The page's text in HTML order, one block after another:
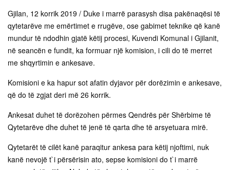
Gjilan, 12 korrik 2019 / Duke i marrë parasysh disa pakënaqësi të
qytetarëve me emërtimet e rrugëve, ose gabimet teknike që kanë
mundur të ndodhin gjatë këtij procesi, Kuvendi Komunal i Gjilanit,
në seancën e fundit, ka formuar një komision, i cili do të merret
me shqyrtimin e ankesave.
Komisioni e ka hapur sot afatin dyjavor për dorëzimin e ankesave,
që do të zgjat deri më 26 korrik.
Ankesat duhet të dorëzohen përmes Qendrës për Shërbime të
Qytetarëve dhe duhet të jenë të qarta dhe të arsyetuara mirë.
Qytetarët të cilët kanë paraqitur ankesa para këtij njoftimi, nuk
kanë nevojë t`i përsërisin ato, sepse komisioni do t`i marrë